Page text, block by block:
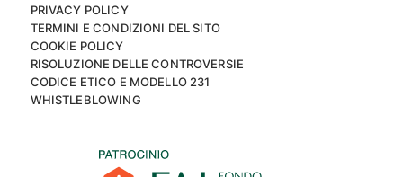
PRIVACY POLICY
TERMINI E CONDIZIONI DEL SITO
COOKIE POLICY
RISOLUZIONE DELLE CONTROVERSIE
CODICE ETICO E MODELLO 231
WHISTLEBLOWING